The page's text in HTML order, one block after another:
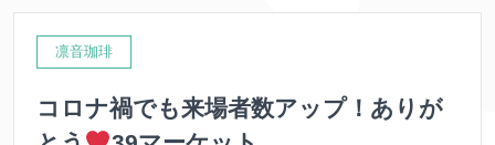
凛音珈琲
コロナ禍でも来場者数アップ！ありが